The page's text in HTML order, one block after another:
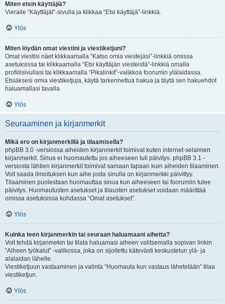
Miten etsin käyttäjiä?
Vieraile “Käyttäjät”-sivulla ja klikkaa “Etsi käyttäjä”-linkkiä.
Ylös
Miten löydän omat viestini ja viestiketjuni?
Omat viestisi näet klikkaamalla “Katso omia viestejäsi”-linkkiä omissa
asetuksissa tai klikkaamalla “Etsi käyttäjän viesteistä”-linkkiä omalla
profiilisivullasi tai klikkaamalla “Pikalinkit”-valikkoa foorumin ylälaidassa.
Etsiäksesi omia viestiketjuja, käytä tarkennettua hakua ja täytä sen hakuehdot
haluamallasi tavalla.
Ylös
Seuraaminen ja kirjanmerkit
Mikä ero on kirjanmerkillä ja tilaamisella?
phpBB 3.0 -versiossa aiheiden kirjanmerkit toimivat kuten internet-selaimen
kirjanmerkit. Sinua ei huomautettu jos aiheeseen tuli päivitys. phpBB 3.1 -
versiosta lähtien kirjanmerkit toimivat samaan tapaan kuin aiheiden tilaaminen.
Voit saada ilmoituksen kun aihe josta sinulla on kirjanmerkki päivittyy.
Tilaaminen puolestaan huomauttaa sinua kun aiheeseen tai foorumiin tulee
päivitys. Huomautusten asetukset ja tilausten asetukset voidaan määrittää
omissa asetuksissa kohdassa “Omat asetukset”.
Ylös
Kuinka teen kirjanmerkin tai seuraan haluamaani aihetta?
Voit tehdä kirjanmekin tai tilata haluamasi aiheen valitsemalla sopivan linkin
“Aiheen työkalut” -valikossa, joka on sijoitettu kätevästi keskustelun ylä- ja
alalaidan lähelle.
Viestiketjuun vastaaminen ja valinta “Huomauta kun vastaus lähetetään” tilaa
viestiketjun.
Ylös